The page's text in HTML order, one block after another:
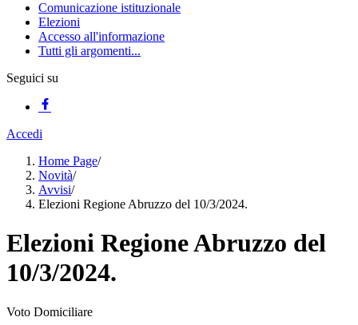
Comunicazione istituzionale
Elezioni
Accesso all'informazione
Tutti gli argomenti...
Seguici su
Accedi
Home Page/
Novità/
Avvisi/
Elezioni Regione Abruzzo del 10/3/2024.
Elezioni Regione Abruzzo del
10/3/2024.
Voto Domiciliare